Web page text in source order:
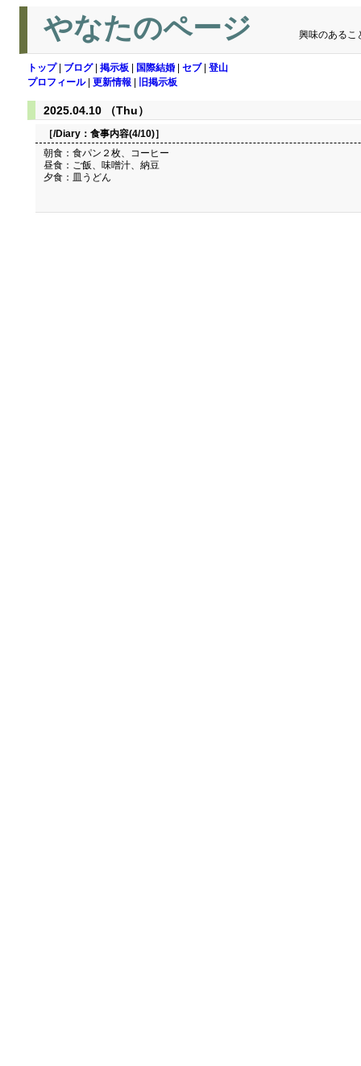
やなたのページ 興味のあるこ
トップ| ブログ| 掲示板 国際結婚 セブ| 登山
プロフィール| 更新情報 旧掲示板
2025.04.10 （Thu）
［/Diary： 食事内容(4/10)］
朝食：食パン２枚、コーヒー
昼食：ご飯、味噌汁、納豆
夕食：皿うどん